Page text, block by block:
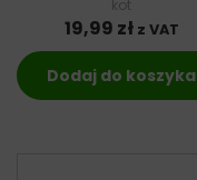
kot
19,99 zł z VAT
Dodaj do koszyka